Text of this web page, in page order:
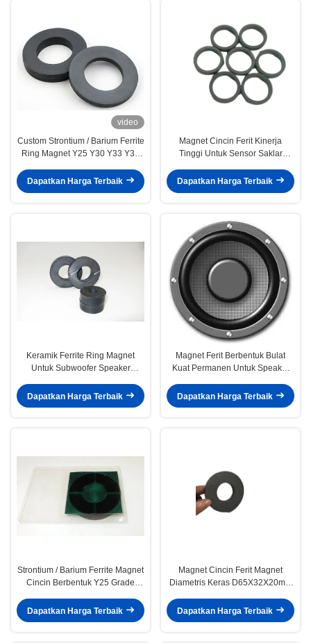
video
Custom Strontium / Barium Ferrite
Ring Magnet Y25 Y30 Y33 Y35
Dapatkan Harga Terbaik
Magnet Cincin Ferit Kinerja
Tinggi Untuk Sensor Saklar
Pelampung
Dapatkan Harga Terbaik
Keramik Ferrite Ring Magnet
Untuk Subwoofer Speaker
Dapatkan Harga Terbaik
Magnet Ferit Berbentuk Bulat
Kuat Permanen Untuk Speaker
Dapatkan Harga Terbaik
Strontium / Barium Ferrite Magnet
Cincin Berbentuk Y25 Grade
Dapatkan Harga Terbaik
Magnet Cincin Ferit Magnet
Diametris Keras D65X32X20mm
Dapatkan Harga Terbaik